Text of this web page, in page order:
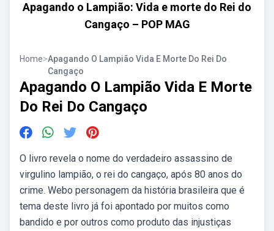
Apagando o Lampião: Vida e morte do Rei do
Cangaço – POP MAG
Home>Apagando O Lampião Vida E Morte Do Rei Do
Cangaço
Apagando O Lampião Vida E Morte
Do Rei Do Cangaço
O livro revela o nome do verdadeiro assassino de
virgulino lampião, o rei do cangaço, após 80 anos do
crime. Webo personagem da história brasileira que é
tema deste livro já foi apontado por muitos como
bandido e por outros como produto das injustiças